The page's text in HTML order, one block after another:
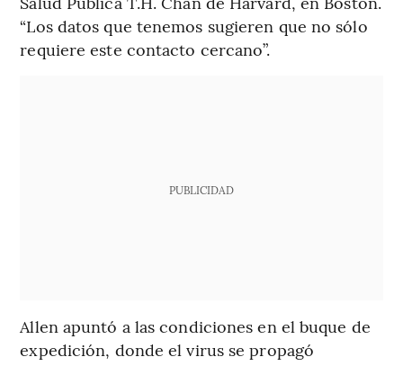
“Los datos que tenemos sugieren que no sólo
requiere este contacto cercano”.
PUBLICIDAD
Allen apuntó a las condiciones en el buque de
expedición, donde el virus se propagó